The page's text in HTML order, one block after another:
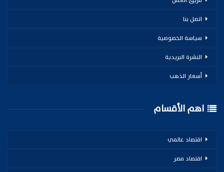
اتصل بنا
سياسة الخصوصية
النشرة البريدية
أسعار الذهب
اهم الأقسام
اقتصاد عالمي
اقتصاد مصر